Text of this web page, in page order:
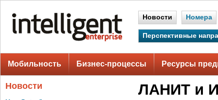
Новости Номера
Перспективные
Мобильность Бизнес-процессы Ресурсы
Новости
ЛАНИТ и